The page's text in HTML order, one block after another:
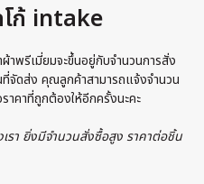
โก้ intake
ผ้าพรีเมี่ยมจะขึ้นอยู่กับจำนวนการสั่ง
ดส่ง คุณลูกค้าสามารถแจ้งจำนวน
าคาที่ถูกต้องให้อีกครั้งนะคะ
รา ยิ่งมีจำนวนสั่งซื้อสูง ราคาต่อชิ้น